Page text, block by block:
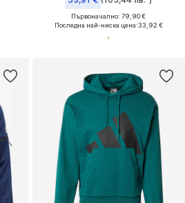
Първоначално: 79,90 €
Последна най-ниска цена:33,92 €